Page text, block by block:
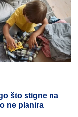
što stigne na
ne planira